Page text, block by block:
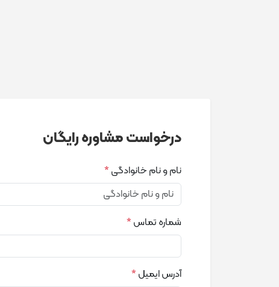
درخواست مشاوره رایگان
نام و نام خانوادگی*
شماره تماس*
آدرس ایمیل*